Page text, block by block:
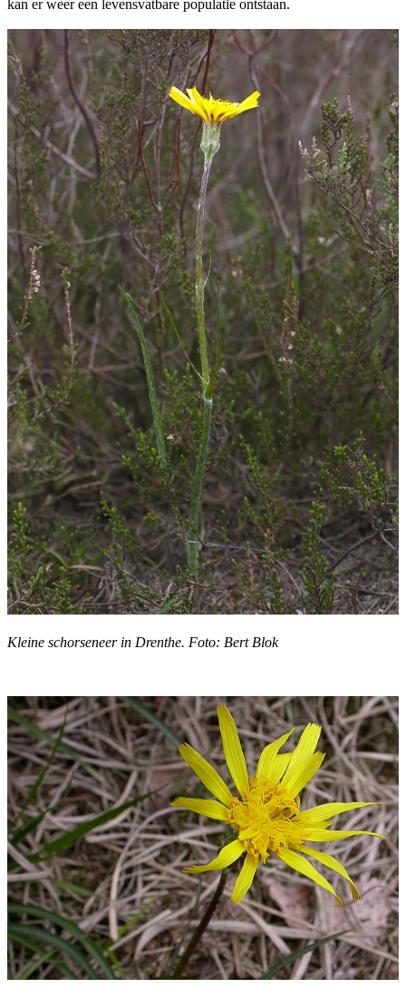
kan er weer een levensvatbare populatie ontstaan.
Kleine schorseneer in Drenthe. Foto: Bert Blok